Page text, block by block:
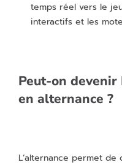
temps réel vers le
interactifs et les
Peut-on
en alternance ?
L’alternance permet